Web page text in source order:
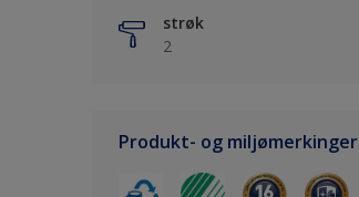
strøk
2
Produkt- og miljømerkinger